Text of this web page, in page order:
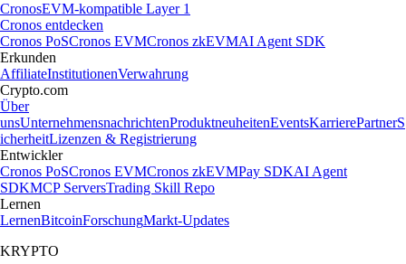
CronosEVM-kompatible Layer 1
Cronos entdecken
Cronos PoSCronos EVMCronos zkEVMAI Agent SDK
Erkunden
AffiliateInstitutionenVerwahrung
Crypto.com
Über
unsUnternehmensnachrichtenProduktneuheitenEventsKarrierePartnerS
icherheitLizenzen & Registrierung
Entwickler
Cronos PoSCronos EVMCronos zkEVMPay SDKAI Agent
SDKMCP ServersTrading Skill Repo
Lernen
LernenBitcoinForschungMarkt-Updates
KRYPTO